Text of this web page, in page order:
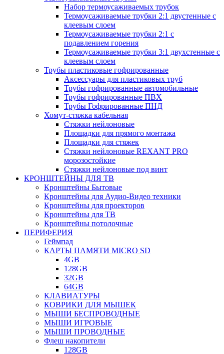
Набор термоусаживаемых трубок
Термоусаживаемые трубки 2:1 двустенные с
клеевым слоем
Термоусаживаемые трубки 2:1 с
подавлением горения
Термоусаживаемые трубки 3:1 двухстенные с
клеевым слоем
Трубы пластиковые гофрированные
Аксессуары для пластиковых труб
Трубы гофрированные автомобильные
Трубы гофрированные ПВХ
Трубы Гофрированные ПНД
Хомут-стяжка кабельная
Cтяжки нейлоновые
Площадки для прямого монтажа
Площадки для стяжек
Стяжки нейлоновые REXANT PRO
морозостойкие
Стяжки нейлоновые под винт
КРОНШТЕЙНЫ ДЛЯ ТВ
Кронштейны Бытовые
Кронштейны для Аудио-Видео техники
Кронштейны для проекторов
Кронштейны для ТВ
Кронштейны потолочные
ПЕРИФЕРИЯ
Геймпад
КАРТЫ ПАМЯТИ MICRO SD
4GB
128GB
32GB
64GB
КЛАВИАТУРЫ
КОВРИКИ ДЛЯ МЫШЕК
МЫШИ БЕСПРОВОДНЫЕ
МЫШИ ИГРОВЫЕ
МЫШИ ПРОВОДНЫЕ
Флеш накопители
128GB